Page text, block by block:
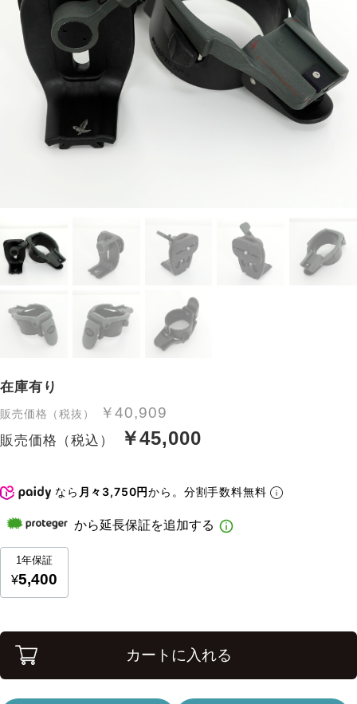
在庫有り
販売価格（税抜） ￥40,909
販売価格（税込） ￥45,000
なら 月々3,750円から。分割手数料無料
カートに入れる